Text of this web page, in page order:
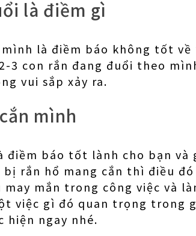
là điềm gì
là điềm báo không tốt về
3 con rắn đang đuổi theo
vui sắp xảy ra.
mình
điềm báo tốt lành cho bạn và
rắn hổ mang cắn thì điều
mắn trong công việc và
việc gì đó quan trọng trong
ngay nhé.